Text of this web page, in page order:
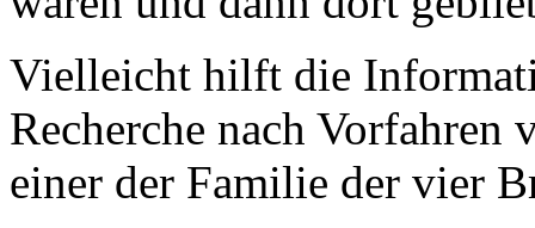
Vielleicht hilft die
Recherche nach Vorfahren
einer der Familie der vier